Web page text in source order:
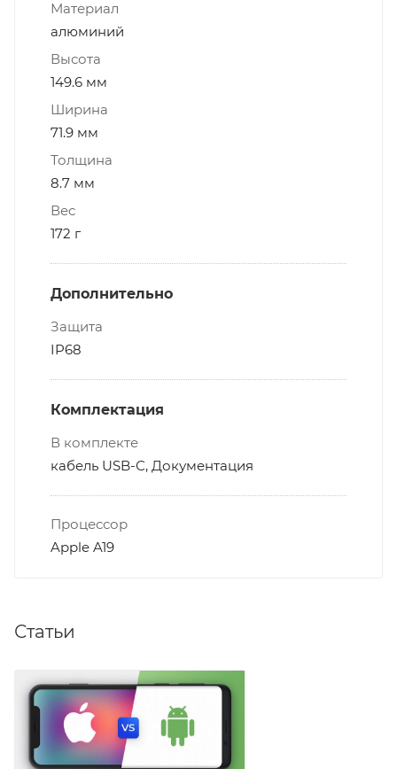
Материал
алюминий
Высота
149.6 мм
Ширина
71.9 мм
Толщина
8.7 мм
Вес
172 г
Дополнительно
Защита
IP68
Комплектация
В комплекте
кабель USB-С, Документация
Процессор
Apple A19
Статьи